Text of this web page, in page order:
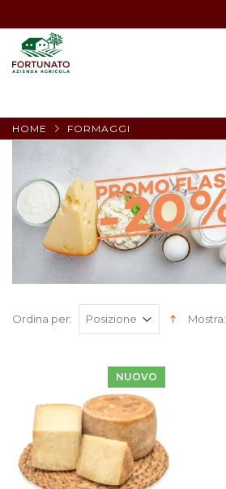
HOME FORMAGGI
Ordina per: Mostra:
NUOVO